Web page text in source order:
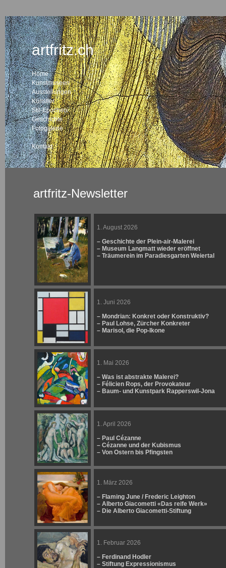
artfritz.ch
Home
Kunstmuseen
Ausstellungen
Künstler
Stil-Epochen
Geschichte
Fotogalerie
Kontakt
artfritz-Newsletter
1. August 2026
– Geschichte der Plein-air-Malerei
– Museum Langmatt wieder eröffnet
– Träumerein im Paradiesgarten Weiertal
1. Juni 2026
– Mondrian: Konkret oder Konstruktiv?
– Paul Lohse, Zürcher Konkreter
– Marisol, die Pop-Ikone
1. Mai 2026
– Was ist abstrakte Malerei?
– Félicien Rops, der Provokateur
– Baum- und Kunstpark Rapperswil-Jona
1. April 2026
– Paul Cézanne
– Cézanne und der Kubismus
– Von Ostern bis Pfingsten
1. März 2026
– Flaming June / Frederic Leighton
– Alberto Giacometti «Das reife Werk»
– Die Alberto Giacometti-Stiftung
1. Februar 2026
– Ferdinand Hodler
– Stiftung Expressionismus